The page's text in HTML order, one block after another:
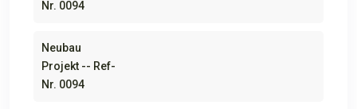
Nr. 0094
Neubau
Projekt -- Ref-
Nr. 0094